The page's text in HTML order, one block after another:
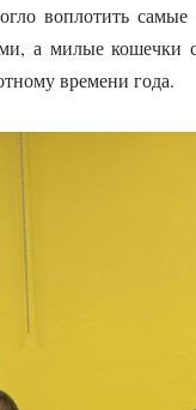
воплотить
а милые
времени года.